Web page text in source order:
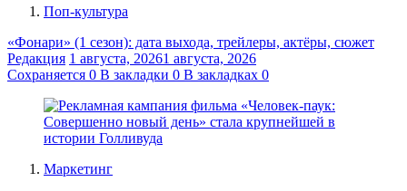
Поп-культура
«Фонари» (1 сезон): дата выхода, трейлеры, актёры, сюжет
Редакция 1 августа, 20261 августа, 2026
Сохраняется 0 В закладки 0 В закладках 0
Маркетинг